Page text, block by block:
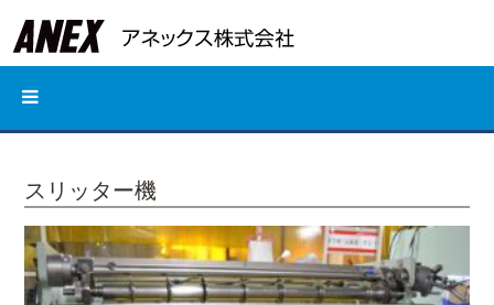
スリッター機